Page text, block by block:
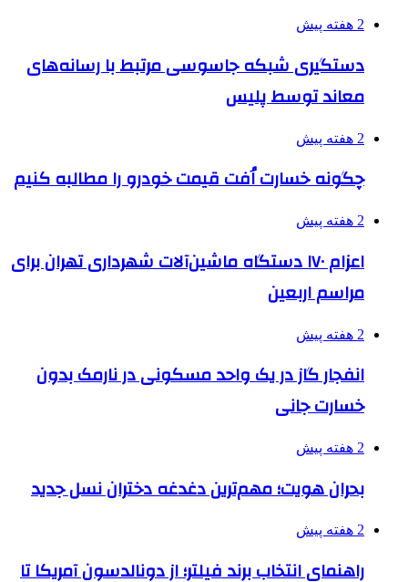
2 هفته پیش
دستگیری شبکه جاسوسی مرتبط با رسانه‌های
معاند توسط پلیس
2 هفته پیش
چگونه خسارت اُفت قیمت خودرو را مطالبه کنیم
2 هفته پیش
اعزام ۱۷۰ دستگاه ماشین‌آلات شهرداری تهران برای
مراسم اربعین
2 هفته پیش
انفجار گاز در یک واحد مسکونی در نارمک بدون
خسارت جانی
2 هفته پیش
بحران هویت؛ مهم‌ترین دغدغه دختران نسل جدید
2 هفته پیش
راهنمای انتخاب برند فیلتر؛ از دونالدسون آمریکا تا